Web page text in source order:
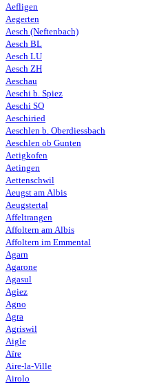
Aefligen
Aegerten
Aesch (Neftenbach)
Aesch BL
Aesch LU
Aesch ZH
Aeschau
Aeschi b. Spiez
Aeschi SO
Aeschiried
Aeschlen b. Oberdiessbach
Aeschlen ob Gunten
Aetigkofen
Aetingen
Aettenschwil
Aeugst am Albis
Aeugstertal
Affeltrangen
Affoltern am Albis
Affoltern im Emmental
Agarn
Agarone
Agasul
Agiez
Agno
Agra
Agriswil
Aigle
Aïre
Aire-la-Ville
Airolo